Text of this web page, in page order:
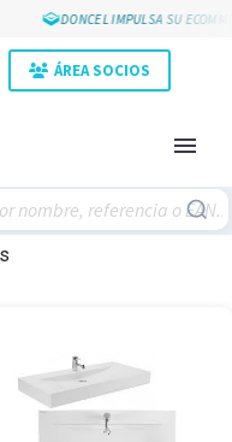
DONCEL IMPULSA SU
ÁREA SOCIOS